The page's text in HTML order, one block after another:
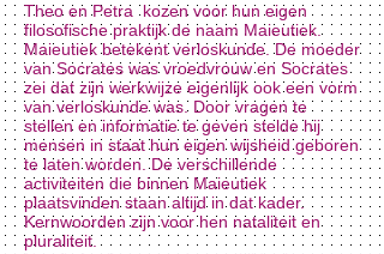
Theo en Petra kozen voor hun eigen
filosofische praktijk de naam Maieutiek.
Maieutiek betekent verloskunde. De moeder
van Socrates was vroedvrouw en Socrates
zei dat zijn werkwijze eigenlijk ook een vorm
van verloskunde was. Door vragen te
stellen en informatie te geven stelde hij
mensen in staat hun eigen wijsheid geboren
te laten worden. De verschillende
activiteiten die binnen Maieutiek
plaatsvinden staan altijd in dat kader.
Kernwoorden zijn voor hen nataliteit en
pluraliteit.